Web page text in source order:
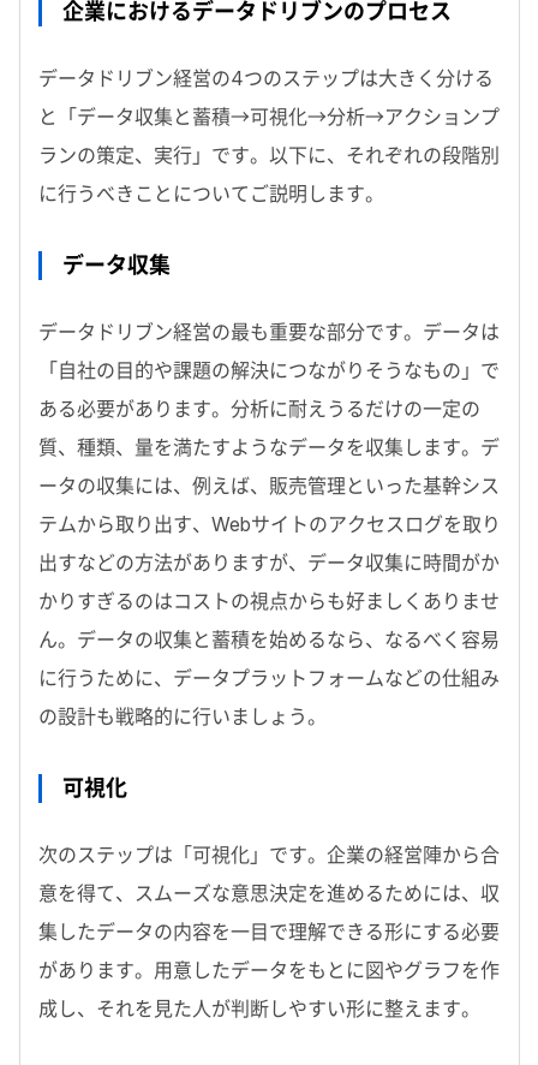
企業におけるデータドリブンのプロセス
データドリブン経営の4つのステップは大きく分ける
と「データ収集と蓄積→可視化→分析→アクションプ
ランの策定、実行」です。以下に、それぞれの段階別
に行うべきことについてご説明します。
データ収集
データドリブン経営の最も重要な部分です。データは
「自社の目的や課題の解決につながりそうなもの」で
ある必要があります。分析に耐えうるだけの一定の
質、種類、量を満たすようなデータを収集します。デ
ータの収集には、例えば、販売管理といった基幹シス
テムから取り出す、Webサイトのアクセスログを取り
出すなどの方法がありますが、データ収集に時間がか
かりすぎるのはコストの視点からも好ましくありませ
ん。データの収集と蓄積を始めるなら、なるべく容易
に行うために、データプラットフォームなどの仕組み
の設計も戦略的に行いましょう。
可視化
次のステップは「可視化」です。企業の経営陣から合
意を得て、スムーズな意思決定を進めるためには、収
集したデータの内容を一目で理解できる形にする必要
があります。用意したデータをもとに図やグラフを作
成し、それを見た人が判断しやすい形に整えます。